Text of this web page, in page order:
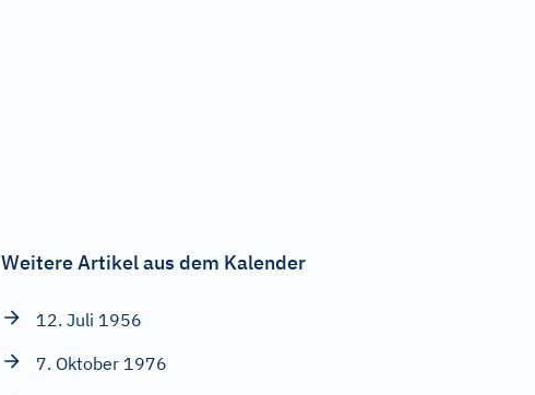
Weitere Artikel aus dem Kalender
12. Juli 1956
7. Oktober 1976